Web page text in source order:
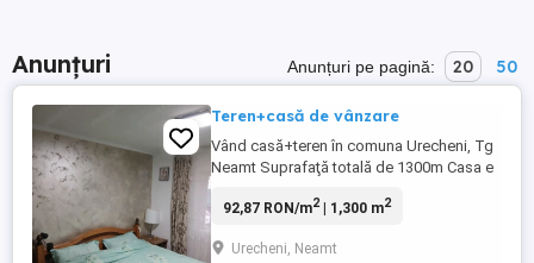
Anunțuri Anunțuri pe pagină: 20 50
Teren+casă de vânzare
Vând casă+teren în comuna Urecheni, Tg
Neamt Suprafaţă totală de 1300m Casa e
racorda şi la gaz (teava trece prin fața
numărul de telefon whatsapp
92,87 RON/m2| 1,300 m2
Urecheni, Neamt